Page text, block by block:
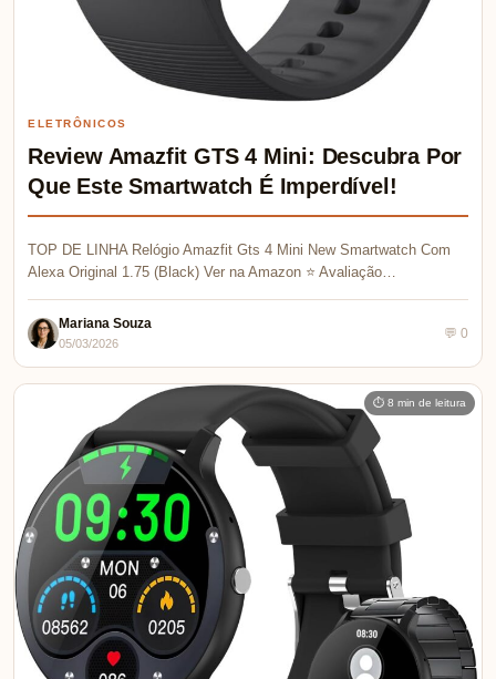
ELETRÔNICOS
Review Amazfit GTS 4 Mini: Descubra Por
Que Este Smartwatch É Imperdível!
TOP DE LINHA Relógio Amazfit Gts 4 Mini New Smartwatch Com
Alexa Original 1.75 (Black) Ver na Amazon ⭐ Avaliação…
Mariana Souza
05/03/2026
💬 0
⏱ 8 min de leitura